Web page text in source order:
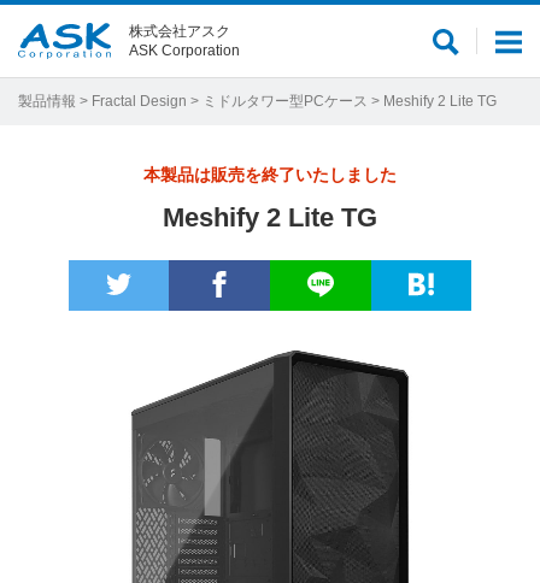
メ
ュ
サ
ト
株式会社アスク
ASK Corporation
製品情報 > Fractal Design > ミドルタワー型PCケース > Meshify 2 Lite TG
本製品は販売を終了いたしました
Meshify 2 Lite TG